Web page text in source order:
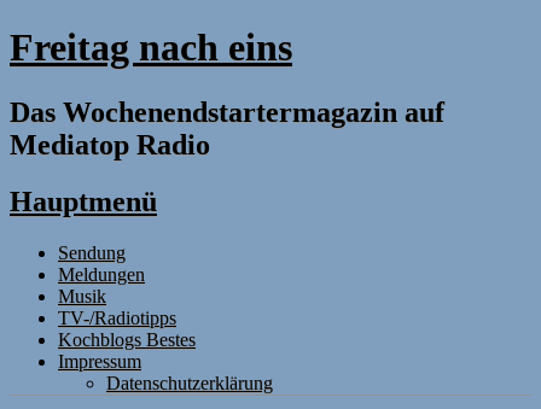
Freitag nach eins
Das Wochenendstartermagazin auf
Mediatop Radio
Hauptmenü
Zum
Inhalt
springen
Sendung
Meldungen
Musik
TV-/Radiotipps
Kochblogs Bestes
Impressum
Datenschutzerklärung